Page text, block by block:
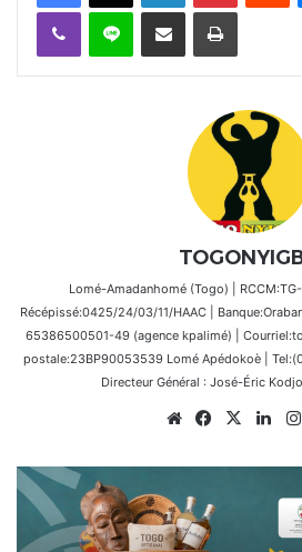
Viber Ligne Partager par email Imprimer
Lomé-Amadanhomé (Togo) |
Récépissé:0425/24/03/11/HAAC |
65386500501-49 (agence kpalimé) |
postale:23BP90053539 Lomé Apédokoè |
Directeur Général : José-Éric
WebsiteFacebook
X